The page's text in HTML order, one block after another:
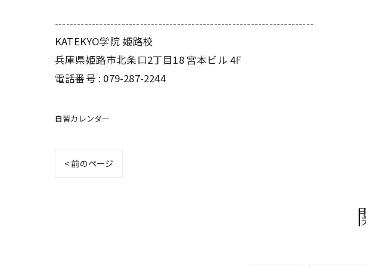
----------------------------------------------------------------------
KATEKYO学院 姫路校
兵庫県姫路市北条口2丁目18 宮本ビル 4F
電話番号 : 079-287-2244
自習カレンダー
< 前のページ